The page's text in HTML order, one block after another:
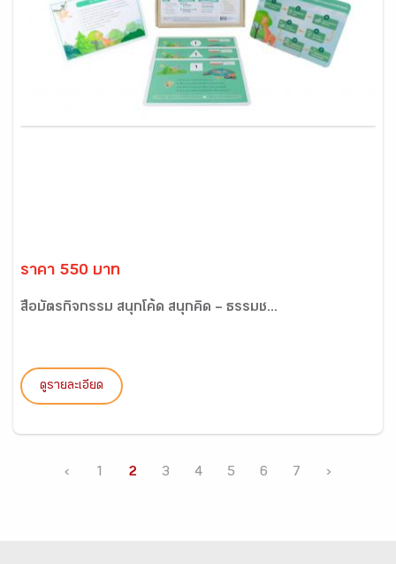
ราคา 550 บาท
สื่อบัตรกิจกรรม สนุกโค้ด สนุกคิด – ธรรมช...
ดูรายละเอียด
‹ 1 2 3 4 5 6 7 ›